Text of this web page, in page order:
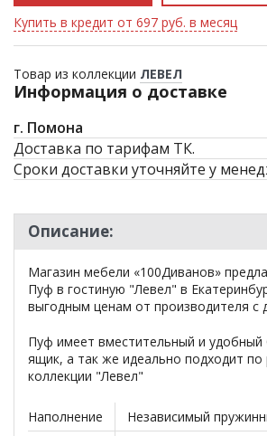
Купить в кредит от 697 руб. в месяц
Товар из коллекции ЛЕВЕЛ
Информация о доставке
г. Помона
Доставка по тарифам ТК.
Сроки доставки уточняйте у
Описание:
Магазин мебели «100Диванов»
Пуф в гостиную "Левел" в
выгодным ценам от производителя с
Пуф имеет вместительный и удобный
ящик, а так же идеально подходит по
коллекции "Левел"
Наполнение Независимый